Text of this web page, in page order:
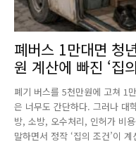
폐버스 1만대면 청
원 계산에 빠진 ‘집
폐기 버스를 5천만원에 고쳐 1
은 너무도 간단하다. 그러나 대
방, 소방, 오수처리, 인허가 비
말하면서 정작 ‘집의 조건’이